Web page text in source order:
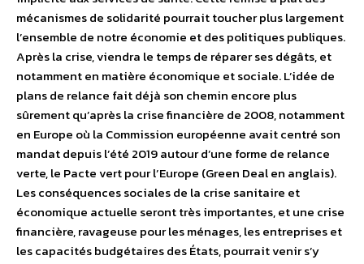
mécanismes de solidarité pourrait toucher plus largement
l’ensemble de notre économie et des politiques publiques.
Après la crise, viendra le temps de réparer ses dégâts, et
notamment en matière économique et sociale. L’idée de
plans de relance fait déjà son chemin encore plus
sûrement qu’après la crise financière de 2008, notamment
en Europe où la Commission européenne avait centré son
mandat depuis l’été 2019 autour d’une forme de relance
verte, le Pacte vert pour l’Europe (Green Deal en anglais).
Les conséquences sociales de la crise sanitaire et
économique actuelle seront très importantes, et une crise
financière, ravageuse pour les ménages, les entreprises et
les capacités budgétaires des États, pourrait venir s’y